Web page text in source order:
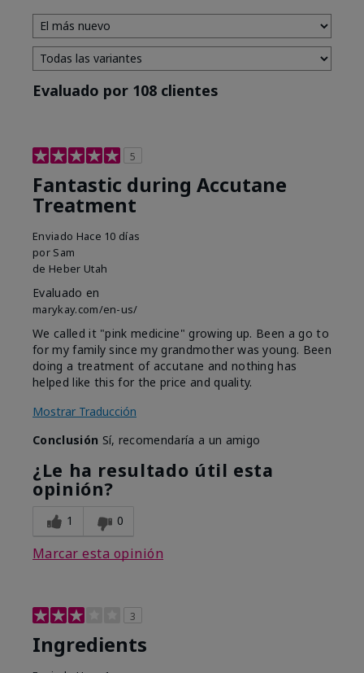
Evaluado por 108 clientes
5
Fantastic during Accutane
Treatment
Enviado Hace 10 días
por Sam
de Heber Utah
Evaluado en
marykay.com/en-us/
We called it "pink medicine" growing up. Been a go to
for my family since my grandmother was young. Been
doing a treatment of accutane and nothing has
helped like this for the price and quality.
Mostrar Traducción
Conclusión Sí, recomendaría a un amigo
¿Le ha resultado útil esta
opinión?
1 0
Marcar esta opinión
3
Ingredients